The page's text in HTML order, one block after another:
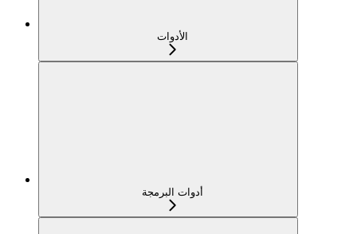
الأدوات
أدوات البرمجة